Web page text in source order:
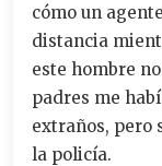
cómo un
distancia
este hombre
padres me
extraños, pero
la policía.